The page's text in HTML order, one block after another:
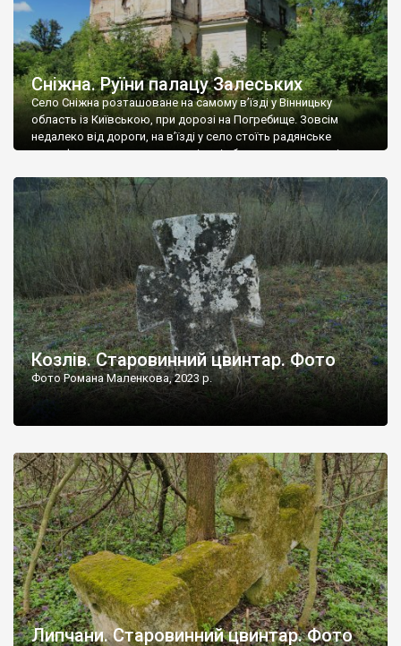
Сніжна. Руїни палацу Залеських
Село Сніжна розташоване на самому в’їзді у Вінницьку
область із Київською, при дорозі на Погребище. Зовсім
недалеко від дороги, на в’їзді у село стоїть радянське
рельєфне пано, яке показує жінку і яблуню, а трохи далі, десь
не видно, але видно дві стареньких колії у траві – […]
Козлів. Старовинний цвинтар. Фото
Фото Романа Маленкова, 2023 р.
Липчани. Старовинний цвинтар. Фото